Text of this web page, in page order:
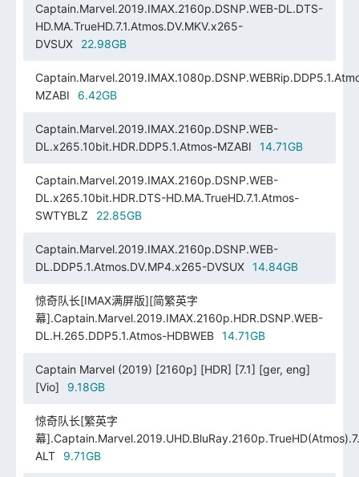
Captain.Marvel.2019.IMAX.2160p.DSNP.WEB-DL.DTS-
HD.MA.TrueHD.7.1.Atmos.DV.MKV.x265-
DVSUX
22.98GB
MZABI
6.42GB
Captain.Marvel.2019.IMAX.2160p.DSNP.WEB-
DL.x265.10bit.HDR.DDP5.1.Atmos-MZABI
14.71GB
Captain.Marvel.2019.IMAX.2160p.DSNP.WEB-
DL.x265.10bit.HDR.DTS-HD.MA.TrueHD.7.1.Atmos-
SWTYBLZ
22.85GB
Captain.Marvel.2019.IMAX.2160p.DSNP.WEB-
DL.DDP5.1.Atmos.DV.MP4.x265-DVSUX
14.84GB
惊奇队长[IMAX满屏版][简繁英字
幕].Captain.Marvel.2019.IMAX.2160p.HDR.DSNP.WEB-
DL.H.265.DDP5.1.Atmos-HDBWEB
14.71GB
Captain Marvel (2019) [2160p] [HDR] [7.1] [ger, eng]
[Vio]
9.18GB
惊奇队长[繁英字
幕
ALT
9.71GB